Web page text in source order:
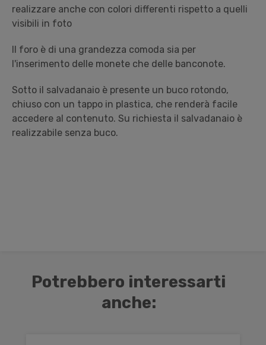
realizzare anche con colori differenti rispetto a quelli
visibili in foto
Il foro è di una grandezza comoda sia per
l'inserimento delle monete che delle banconote.
Sotto il salvadanaio è presente un buco rotondo,
chiuso con un tappo in plastica, che renderà facile
accedere al contenuto. Su richiesta il salvadanaio è
realizzabile senza buco.
Potrebbero interessarti
anche: